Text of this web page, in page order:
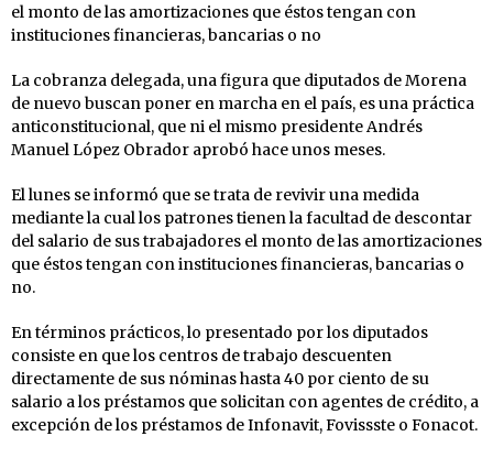
el monto de las amortizaciones que éstos tengan con
instituciones financieras, bancarias o no
La cobranza delegada, una figura que diputados de Morena
de nuevo buscan poner en marcha en el país, es una práctica
anticonstitucional, que ni el mismo presidente Andrés
Manuel López Obrador aprobó hace unos meses.
El lunes se informó que se trata de revivir una medida
mediante la cual los patrones tienen la facultad de descontar
del salario de sus trabajadores el monto de las amortizaciones
que éstos tengan con instituciones financieras, bancarias o
no.
En términos prácticos, lo presentado por los diputados
consiste en que los centros de trabajo descuenten
directamente de sus nóminas hasta 40 por ciento de su
salario a los préstamos que solicitan con agentes de crédito, a
excepción de los préstamos de Infonavit, Fovissste o Fonacot.